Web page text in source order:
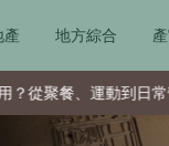
產 地方綜合
運動到日常營養 4種送